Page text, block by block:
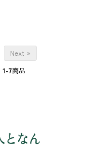
Next »
1-7商品